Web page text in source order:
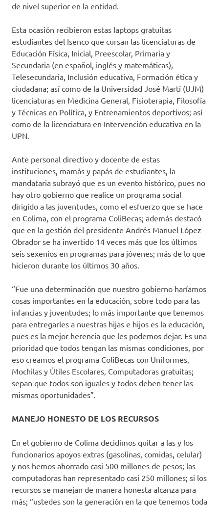
de nivel superior en la entidad.
Esta ocasión recibieron estas laptops gratuitas
estudiantes del Isenco que cursan las licenciaturas de
Educación Física, Inicial, Preescolar, Primaria y
Secundaria (en español, inglés y matemáticas),
Telesecundaria, Inclusión educativa, Formación ética y
ciudadana; así como de la Universidad José Martí (UJM)
licenciaturas en Medicina General, Fisioterapia, Filosofía
y Técnicas en Política, y Entrenamientos deportivos; así
como de la licenciatura en Intervención educativa en la
UPN.
Ante personal directivo y docente de estas
instituciones, mamás y papás de estudiantes, la
mandataria subrayó que es un evento histórico, pues no
hay otro gobierno que realice un programa social
dirigido a las juventudes, como el esfuerzo que se hace
en Colima, con el programa ColiBecas; además destacó
que en la gestión del presidente Andrés Manuel López
Obrador se ha invertido 14 veces más que los últimos
seis sexenios en programas para jóvenes; más de lo que
hicieron durante los últimos 30 años.
“Fue una determinación que nuestro gobierno haríamos
cosas importantes en la educación, sobre todo para las
infancias y juventudes; lo más importante que tenemos
para entregarles a nuestras hijas e hijos es la educación,
pues es la mejor herencia que les podemos dejar. Es una
prioridad que todos tengan las mismas condiciones, por
eso creamos el programa ColiBecas con Uniformes,
Mochilas y Útiles Escolares, Computadoras gratuitas;
sepan que todos son iguales y todos deben tener las
mismas oportunidades”.
MANEJO HONESTO DE LOS RECURSOS
En el gobierno de Colima decidimos quitar a las y los
funcionarios apoyos extras (gasolinas, comidas, celular)
y nos hemos ahorrado casi 500 millones de pesos; las
computadoras han representado casi 250 millones; si los
recursos se manejan de manera honesta alcanza para
más; “ustedes son la generación en la que tenemos toda